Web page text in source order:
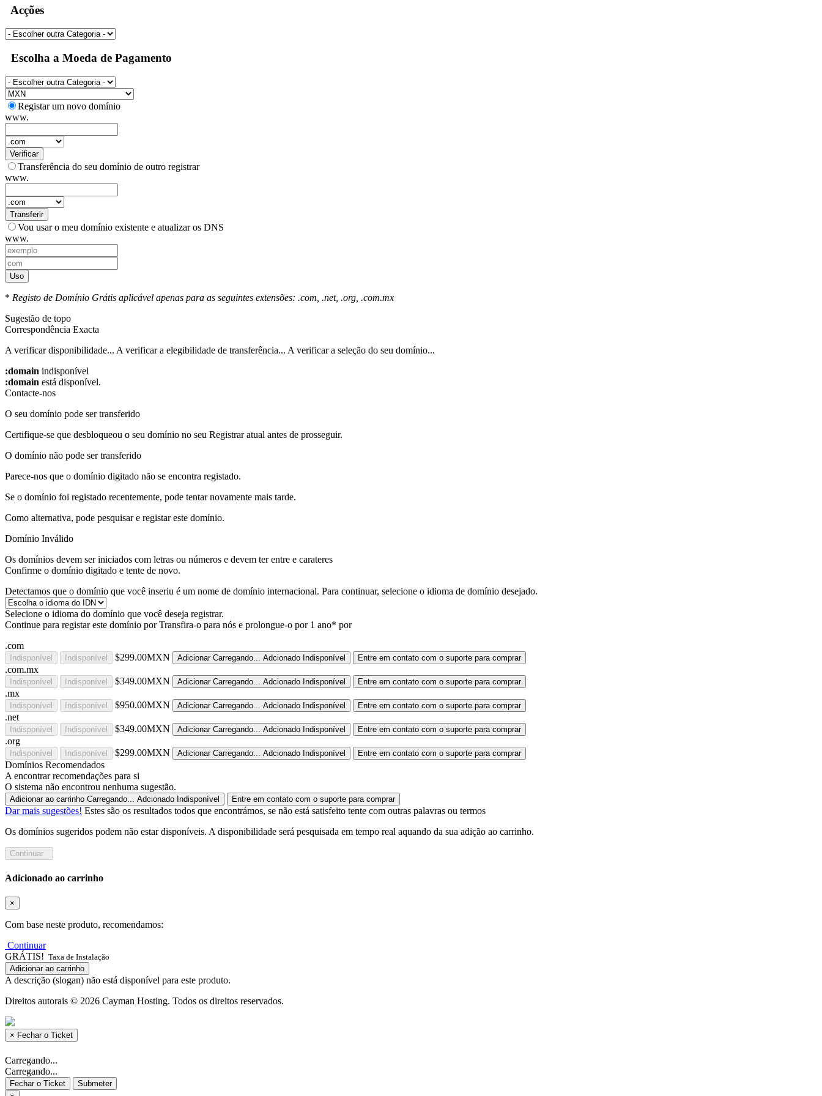
Acções
Escolha a Moeda de Pagamento
Registar um novo domínio
www.
Verificar
Transferência do seu domínio de outro registrar
www.
Transferir
Vou usar o meu domínio existente e atualizar os DNS
www.
Uso
* Registo de Domínio Grátis aplicável apenas para as seguintes extensões: .com, .net, .org, .com.mx
Sugestão de topo
Correspondência Exacta
A verificar disponibilidade... A verificar a elegibilidade de transferência... A verificar a seleção do seu domínio...
:domain indisponível
:domain está disponível.
Contacte-nos
O seu domínio pode ser transferido
Certifique-se que desbloqueou o seu domínio no seu Registrar atual antes de prosseguir.
O domínio não pode ser transferido
Parece-nos que o domínio digitado não se encontra registado.
Se o domínio foi registado recentemente, pode tentar novamente mais tarde.
Como alternativa, pode pesquisar e registar este domínio.
Domínio Inválido
Os domínios devem ser iniciados com letras ou números e devem ter entre e carateres
Confirme o domínio digitado e tente de novo.
Detectamos que o domínio que você inseriu é um nome de domínio internacional. Para continuar, selecione o idioma de domínio desejado.
Selecione o idioma do domínio que você deseja registrar.
Continue para registar este domínio por Transfira-o para nós e prolongue-o por 1 ano* por
.com
Indisponível Indisponível $299.00MXN Adicionar Carregando... Adcionado Indisponível Entre em contato com o suporte para comprar
.com.mx
Indisponível Indisponível $349.00MXN Adicionar Carregando... Adcionado Indisponível Entre em contato com o suporte para comprar
.mx
Indisponível Indisponível $950.00MXN Adicionar Carregando... Adcionado Indisponível Entre em contato com o suporte para comprar
.net
Indisponível Indisponível $349.00MXN Adicionar Carregando... Adcionado Indisponível Entre em contato com o suporte para comprar
.org
Indisponível Indisponível $299.00MXN Adicionar Carregando... Adcionado Indisponível Entre em contato com o suporte para comprar
Domínios Recomendados
A encontrar recomendações para si
O sistema não encontrou nenhuma sugestão.
Adicionar ao carrinho Carregando... Adcionado Indisponível Entre em contato com o suporte para comprar
Dar mais sugestões! Estes são os resultados todos que encontrámos, se não está satisfeito tente com outras palavras ou termos
Os domínios sugeridos podem não estar disponíveis. A disponibilidade será pesquisada em tempo real aquando da sua adição ao carrinho.
Adicionado ao carrinho
×
Com base neste produto, recomendamos:
Continuar
GRÁTIS! Taxa de Instalação
Adicionar ao carrinho
A descrição (slogan) não está disponível para este produto.
Direitos autorais © 2026 Cayman Hosting. Todos os direitos reservados.
× Fechar o Ticket
Carregando...
Carregando...
Fechar o Ticket
Submeter